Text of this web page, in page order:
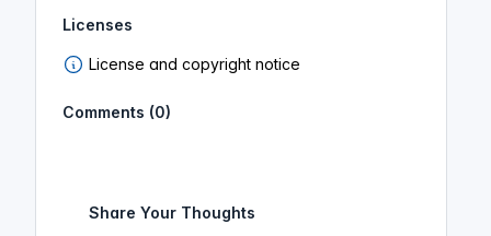
Licenses
License and copyright notice
Comments (0)
Share Your Thoughts